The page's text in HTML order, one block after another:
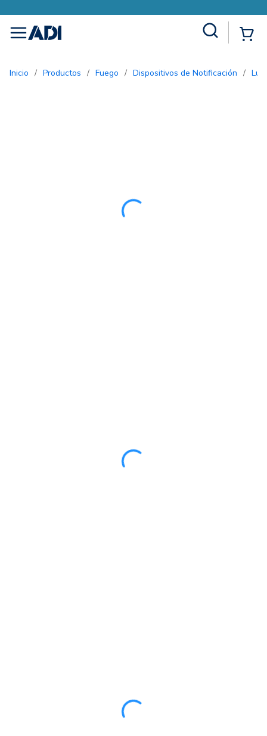
menu
Inicio / Productos / Fuego / Dispositivos de Notificación /